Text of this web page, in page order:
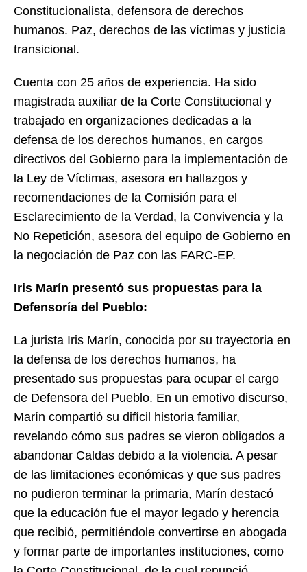
Constitucionalista, defensora de derechos
humanos. Paz, derechos de las víctimas y justicia
transicional.
Cuenta con 25 años de experiencia. Ha sido
magistrada auxiliar de la Corte Constitucional y
trabajado en organizaciones dedicadas a la
defensa de los derechos humanos, en cargos
directivos del Gobierno para la implementación de
la Ley de Víctimas, asesora en hallazgos y
recomendaciones de la Comisión para el
Esclarecimiento de la Verdad, la Convivencia y la
No Repetición, asesora del equipo de Gobierno en
la negociación de Paz con las FARC-EP.
Iris Marín presentó sus propuestas para la
Defensoría del Pueblo:
La jurista Iris Marín, conocida por su trayectoria en
la defensa de los derechos humanos, ha
presentado sus propuestas para ocupar el cargo
de Defensora del Pueblo. En un emotivo discurso,
Marín compartió su difícil historia familiar,
revelando cómo sus padres se vieron obligados a
abandonar Caldas debido a la violencia. A pesar
de las limitaciones económicas y que sus padres
no pudieron terminar la primaria, Marín destacó
que la educación fue el mayor legado y herencia
que recibió, permitiéndole convertirse en abogada
y formar parte de importantes instituciones, como